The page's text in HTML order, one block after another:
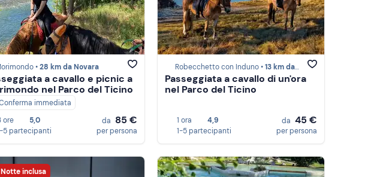
•28 km da Novara
a cavallo e picnic a
nel Parco del Ticino
immediata
ore
5,0
5 partecipanti
da 85 €
per persona
Robecchetto con Induno •13 km da Novara
Passeggiata a cavallo di un'ora
nel Parco del Ticino
1 ora
4,9
1-5 partecipanti
da 45 €
per persona
Notte inclusa